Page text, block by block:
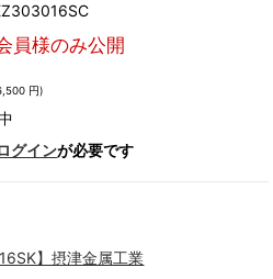
員様のみ公開
円)
グインが必要です
】摂津金属工業